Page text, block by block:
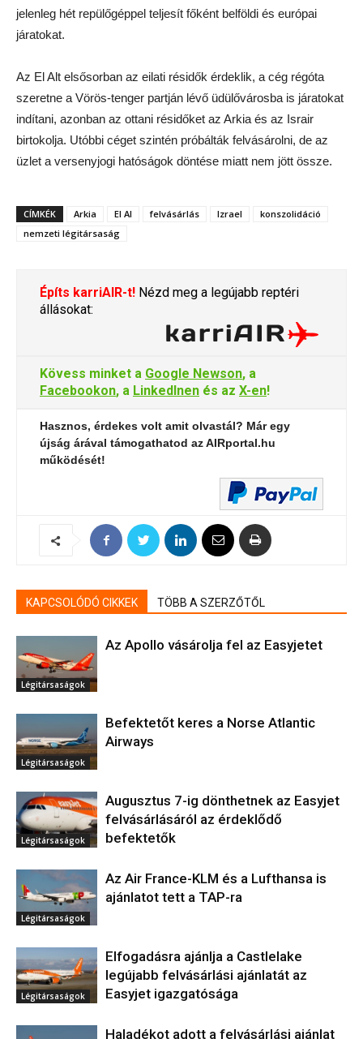
jelenleg hét repülőgéppel teljesít főként belföldi és európai
járatokat.
Az El Alt elsősorban az eilati résidők érdeklik, a cég régóta
szeretne a Vörös-tenger partján lévő üdülővárosba is járatokat
indítani, azonban az ottani résidőket az Arkia és az Israir
birtokolja. Utóbbi céget szintén próbálták felvásárolni, de az
üzlet a versenyjogi hatóságok döntése miatt nem jött össze.
CÍMKÉK Arkia El Al felvásárlás Izrael
konszolidáció
nemzeti légitársaság
Építs karriAIR-t! Nézd meg a legújabb reptéri
állásokat:
Kövess minket a Google Newson, a
Facebookon, a LinkedInen és az X-en!
Hasznos, érdekes volt amit olvastál? Már egy
újság árával támogathatod az AIRportal.hu
működését!
KAPCSOLÓDÓ CIKKEK TÖBB A SZERZŐTŐL
Légitársaságok
Az Apollo vásárolja fel az Easyjetet
Légitársaságok
Befektetőt keres a Norse Atlantic
Airways
Légitársaságok
Augusztus 7-ig dönthetnek az Easyjet
felvásárlásáról az érdeklődő
befektetők
Légitársaságok
Az Air France-KLM és a Lufthansa is
ajánlatot tett a TAP-ra
Légitársaságok
Elfogadásra ajánlja a Castlelake
legújabb felvásárlási ajánlatát az
Easyjet igazgatósága
Haladékot adott a felvásárlási ajánlat